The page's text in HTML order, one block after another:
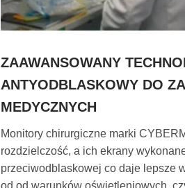
ZAAWANSOWANY
ANTYODBLASKOWY DO
MEDYCZNYCH
Monitory chirurgiczne marki
rozdzielczość, a ich ekrany
przeciwodblaskowej co daje lepsze
od od warunków oświetleniowych,